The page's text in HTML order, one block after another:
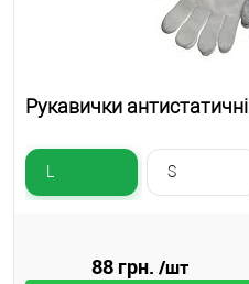
Рукавички антистатичні
S
88 грн./шт